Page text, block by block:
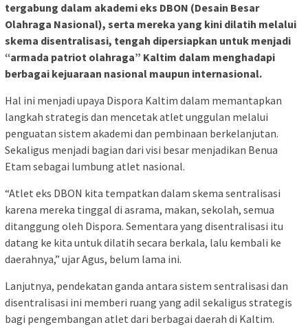
tergabung dalam akademi eks DBON (Desain Besar
Olahraga Nasional), serta mereka yang kini dilatih melalui
skema disentralisasi, tengah dipersiapkan untuk menjadi
“armada patriot olahraga” Kaltim dalam menghadapi
berbagai kejuaraan nasional maupun internasional.
Hal ini menjadi upaya Dispora Kaltim dalam memantapkan
langkah strategis dan mencetak atlet unggulan melalui
penguatan sistem akademi dan pembinaan berkelanjutan.
Sekaligus menjadi bagian dari visi besar menjadikan Benua
Etam sebagai lumbung atlet nasional.
“Atlet eks DBON kita tempatkan dalam skema sentralisasi
karena mereka tinggal di asrama, makan, sekolah, semua
ditanggung oleh Dispora. Sementara yang disentralisasi itu
datang ke kita untuk dilatih secara berkala, lalu kembali ke
daerahnya,” ujar Agus, belum lama ini.
Lanjutnya, pendekatan ganda antara sistem sentralisasi dan
disentralisasi ini memberi ruang yang adil sekaligus strategis
bagi pengembangan atlet dari berbagai daerah di Kaltim.